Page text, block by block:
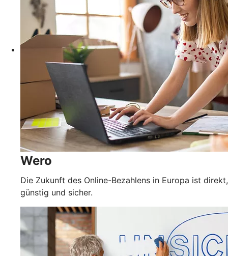
Wero
Die Zukunft des Online-Bezahlens in Europa ist direkt,
günstig und sicher.